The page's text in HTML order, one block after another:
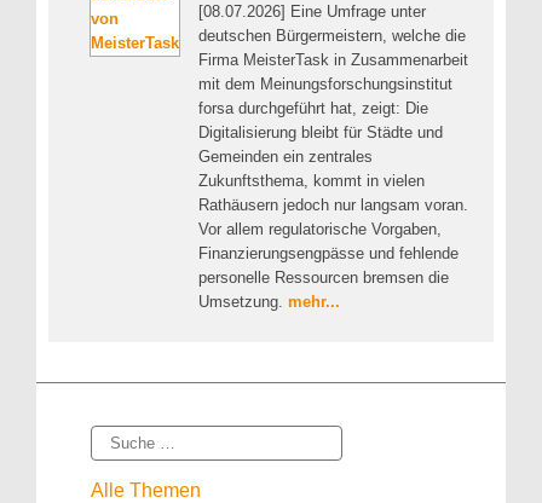
[08.07.2026] Eine Umfrage unter
deutschen Bürgermeistern, welche die
Firma MeisterTask in Zusammenarbeit
mit dem Meinungsforschungsinstitut
forsa durchgeführt hat, zeigt: Die
Digitalisierung bleibt für Städte und
Gemeinden ein zentrales
Zukunftsthema, kommt in vielen
Rathäusern jedoch nur langsam voran.
Vor allem regulatorische Vorgaben,
Finanzierungsengpässe und fehlende
personelle Ressourcen bremsen die
Umsetzung. mehr...
Suche
Alle Themen